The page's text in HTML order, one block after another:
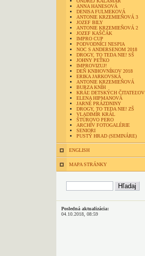
ANNA HANESOVÁ
DENISA FULMEKOVÁ
ANTONIE KRZEMIEŇOVÁ 3
JOZEF BILY
ANTONIE KRZEMIEŇOVÁ 2
JOZEF KAŠČÁK
IMPRO CUP
PODVODNÍCI NESPIA
NOC S ANDERSENOM 2018
DROGY, TO TEDA NIE! SŠ
JOHNY PEŤKO
IMPROVIZUJ!
DEŇ KNIHOVNÍKOV 2018
ERIKA JARKOVSKÁ
ANTONIE KRZEMIEŇOVÁ
BURZA KNÍH
KRÁĽ DETSKÝCH ČITATEĽOV
ELENA HIPMANOVÁ
JARNÉ PRÁZDNINY
DROGY, TO TEDA NIE! ZŠ
VLADIMÍR KRÁL
ŠTÚROVO PERO
ARCHÍV FOTOGALÉRIE
SENIORI
PUSTÝ HRAD (SEMINÁRE)
ENGLISH
MAPA STRÁNKY
Posledná aktualizácia:
04.10.2018, 08:59